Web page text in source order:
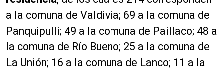
a la comuna de Valdivia; 69 a la comuna de
Panquipulli; 49 a la comuna de Paillaco; 48 a
la comuna de Río Bueno; 25 a la comuna de
La Unión; 16 a la comuna de Lanco; 11 a la